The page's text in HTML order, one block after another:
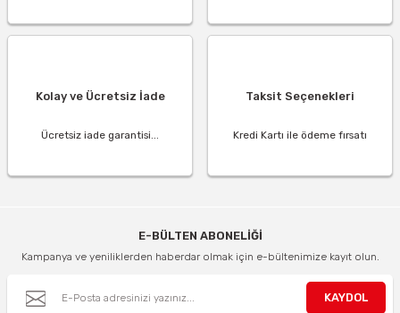
Kolay ve Ücretsiz İade
Ücretsiz iade garantisi...
Taksit Seçenekleri
Kredi Kartı ile ödeme fırsatı
E-BÜLTEN ABONELİĞİ
Kampanya ve yeniliklerden haberdar olmak için e-bültenimize kayıt olun.
KAYDOL